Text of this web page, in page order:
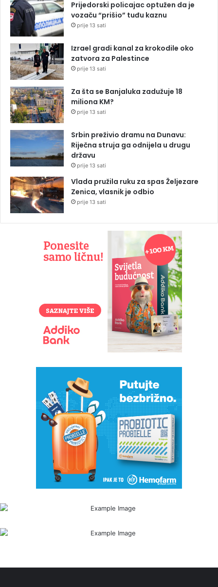
Prijedorski policajac optužen da je
vozaču “prišio” tuđu kaznu
prije 13 sati
Izrael gradi kanal za krokodile oko
zatvora za Palestince
prije 13 sati
Za šta se Banjaluka zadužuje 18
miliona KM?
prije 13 sati
Srbin preživio dramu na Dunavu:
Riječna struja ga odnijela u drugu
državu
prije 13 sati
Vlada pružila ruku za spas Željezare
Zenica, vlasnik je odbio
prije 13 sati